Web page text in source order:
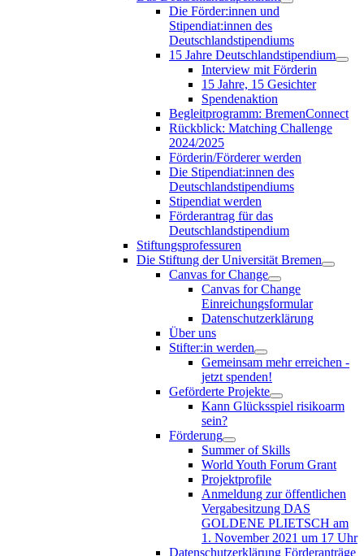
Die Förder:innen und
Stipendiat:innen des
Deutschlandstipendiums
15 Jahre Deutschlandstipendium
Interview mit Förderin
15 Jahre, 15 Gesichter
Spendenaktion
Begleitprogramm: BremenConnect
Rückblick: Matching Challenge
2024/2025
Förderin/Förderer werden
Die Stipendiat:innen des
Deutschlandstipendiums
Stipendiat werden
Förderantrag für das
Deutschlandstipendium
Stiftungsprofessuren
Die Stiftung der Universität Bremen
Canvas for Change
Canvas for Change
Einreichungsformular
Datenschutzerklärung
Über uns
Stifter:in werden
Gemeinsam mehr erreichen -
jetzt spenden!
Geförderte Projekte
Kann Glücksspiel risikoarm
sein?
Förderung
Summer of Skills
World Youth Forum Grant
Projektprofile
Anmeldung zur öffentlichen
Vergabesitzung DAS
GOLDENE PLIETSCH am
1. November 2021 um 17 Uhr
Datenschutzerklärung Förderanträge